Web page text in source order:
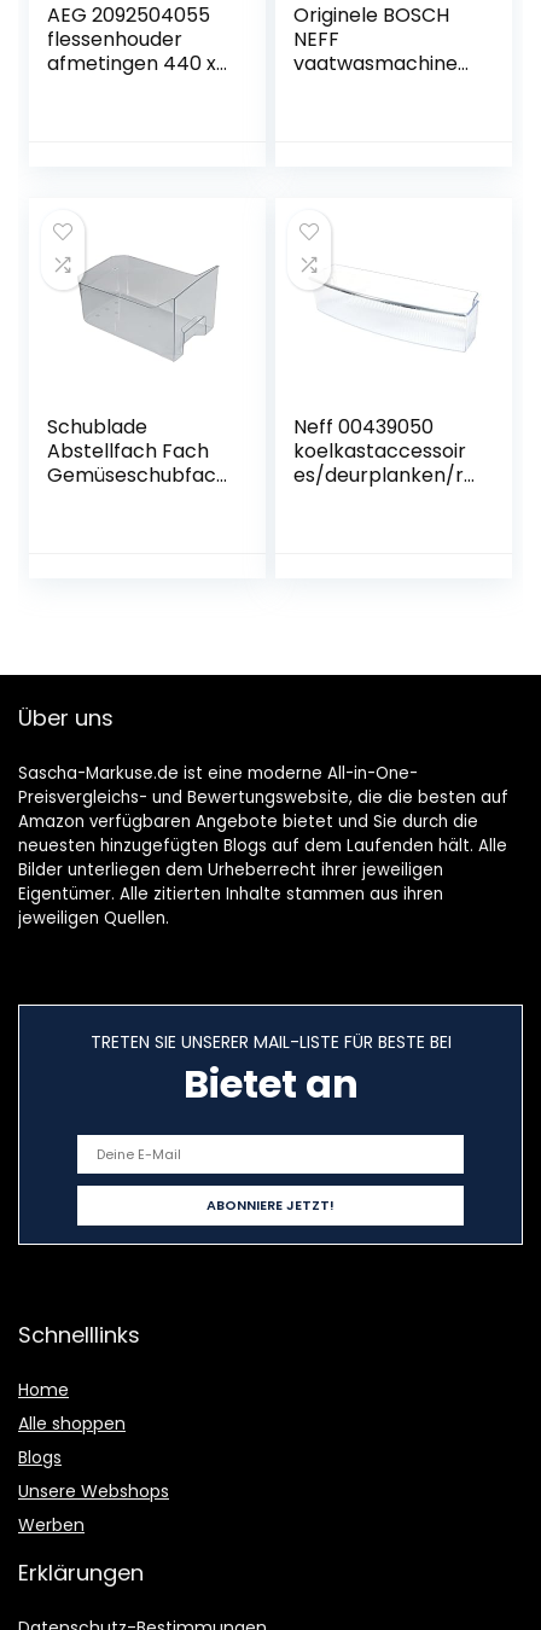
AEG 2092504055
flessenhouder
afmetingen 440 x
Originele BOSCH
NEFF
vaatwasmachine
Schublade
Abstellfach Fach
Gemüseschubfach
Neff 00439050
koelkastaccessoir
es/deurplanken/r
Über uns
Sascha-Markuse.de ist eine moderne All-in-One-
Preisvergleichs- und Bewertungswebsite, die die besten auf
Amazon verfügbaren Angebote bietet und Sie durch die
neuesten hinzugefügten Blogs auf dem Laufenden hält. Alle
Bilder unterliegen dem Urheberrecht ihrer jeweiligen
Eigentümer. Alle zitierten Inhalte stammen aus ihren
jeweiligen Quellen.
TRETEN SIE UNSERER MAIL-LISTE FÜR BESTE BEI
Bietet an
Schnelllinks
Home
Alle shoppen
Blogs
Unsere Webshops
Werben
Erklärungen